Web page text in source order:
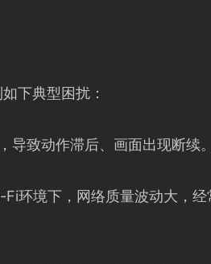
下典型困扰：
导致动作滞后、画面出现断续
环境下，网络质量波动大，